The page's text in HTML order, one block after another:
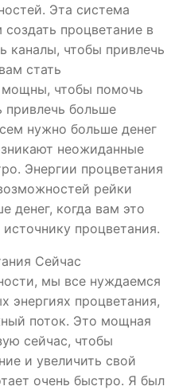
Эта система
процветание в
каналы, чтобы привлечь
стать
чтобы помочь
привлечь больше
нужно больше денег
неожиданные
Энергии процветания
рейки
денег, когда вам это
процветания.
Сейчас
мы все нуждаемся
энергиях процветания,
поток. Это мощная
сейчас, чтобы
и увеличить свой
очень быстро. Я был